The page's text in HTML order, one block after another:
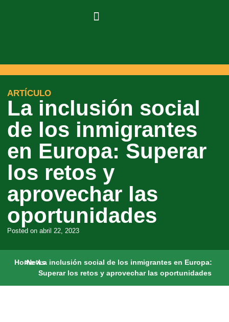
Home
>News
>La inclusión social de los inmigrantes en Europa:
Superar los retos y aprovechar las oportunidades
ARTÍCULO
La inclusión social
de los inmigrantes
en Europa: Superar
los retos y
aprovechar las
oportunidades
Posted on abril 22, 2023